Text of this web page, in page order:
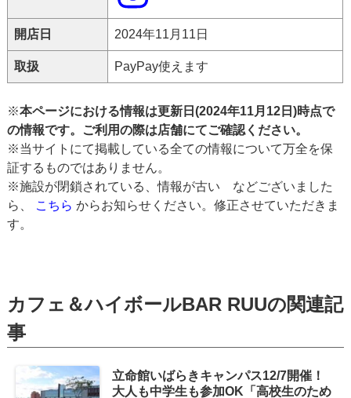
開店日 2024年11月11日
取扱 PayPay使えます
※本ページにおける情報は更新日(2024年11月12日)時点で
の情報です。ご利用の際は店舗にてご確認ください。
※当サイトにて掲載している全ての情報について万全を保
証するものではありません。
※施設が閉鎖されている、情報が古い などございました
ら、 こちら からお知らせください。修正させていただきま
す。
カフェ＆ハイボールBAR RUUの関連記
事
立命館いばらきキャンパス12/7開催！
大人も中学生も参加OK「高校生のため